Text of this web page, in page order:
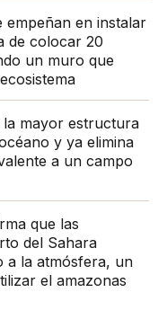
empeñan en instalar
de colocar 20
un muro que
mayor estructura
y ya elimina
a un campo
que las
del Sahara
a la atmósfera, un
el amazonas